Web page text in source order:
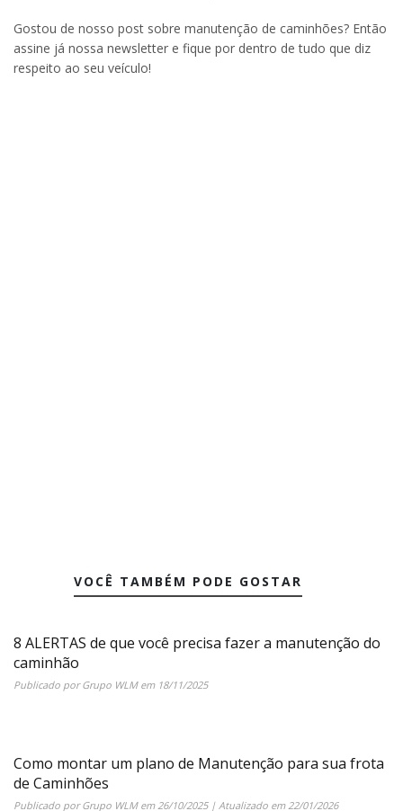
Gostou de nosso post sobre manutenção de caminhões? Então
assine já nossa newsletter e fique por dentro de tudo que diz
respeito ao seu veículo!
VOCÊ TAMBÉM PODE GOSTAR
8 ALERTAS de que você precisa fazer a manutenção do
caminhão
Publicado porGrupo WLMem 18/11/2025
Como montar um plano de Manutenção para sua frota
de Caminhões
Publicado porGrupo WLMem 26/10/2025| Atualizado em 22/01/2026